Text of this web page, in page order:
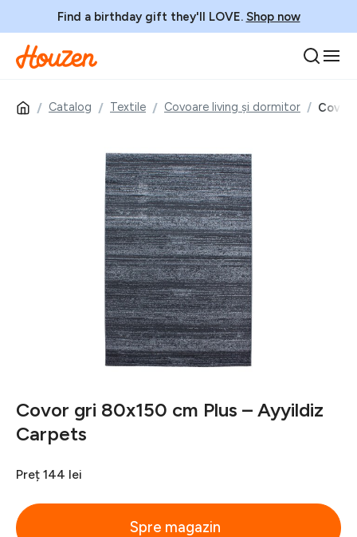
Find a birthday gift they'll LOVE. Shop now
Catalog Textile Covoare living și dormitor Covor
Covor gri 80x150 cm Plus – Ayyildiz
Carpets
Preț 144 lei
Spre magazin